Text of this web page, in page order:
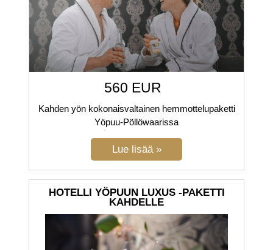
560 EUR
Kahden yön kokonaisvaltainen hemmottelupaketti
Yöpuu-Pöllöwaarissa
HOTELLI YÖPUUN LUXUS -PAKETTI
KAHDELLE